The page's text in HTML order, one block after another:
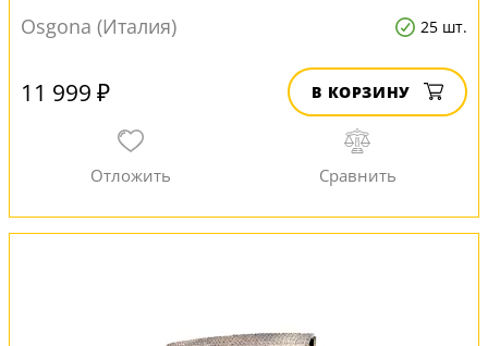
Osgona (Италия)
25 шт.
11 999 ₽ В КОРЗИНУ